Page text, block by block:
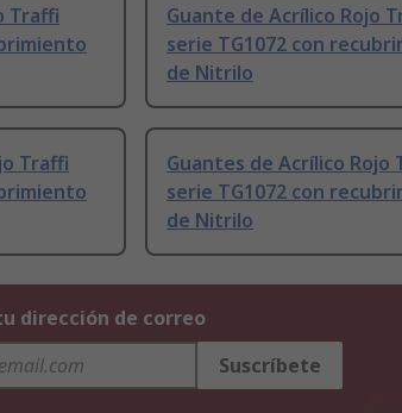
Traffi
Guante de Acrílico Rojo
serie TG1072 con
de Nitrilo
Traffi
Guantes de Acrílico Rojo
serie TG1072 con
de Nitrilo
dirección de correo
Suscríbete